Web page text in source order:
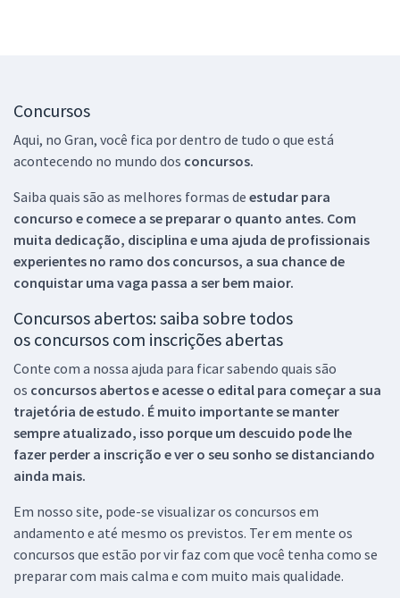
Concursos
Aqui, no Gran, você fica por dentro de tudo o que está
acontecendo no mundo dos concursos.
Saiba quais são as melhores formas de estudar para
concurso e comece a se preparar o quanto antes. Com
muita dedicação, disciplina e uma ajuda de profissionais
experientes no ramo dos concursos, a sua chance de
conquistar uma vaga passa a ser bem maior.
Concursos abertos: saiba sobre todos
os concursos com inscrições abertas
Conte com a nossa ajuda para ficar sabendo quais são
os concursos abertos e acesse o edital para começar a sua
trajetória de estudo. É muito importante se manter
sempre atualizado, isso porque um descuido pode lhe
fazer perder a inscrição e ver o seu sonho se distanciando
ainda mais.
Em nosso site, pode-se visualizar os concursos em
andamento e até mesmo os previstos. Ter em mente os
concursos que estão por vir faz com que você tenha como se
preparar com mais calma e com muito mais qualidade.